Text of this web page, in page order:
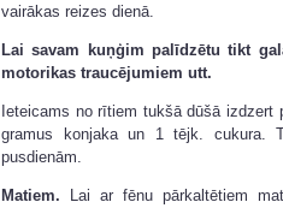
vairākas reizes dienā.
Lai savam kuņģim palīdzētu tikt
motorikas traucējumiem utt.
Ieteicams no rītiem tukšā dūšā
gramus konjaka un 1 tējk. cukura.
pusdienām.
Matiem. Lai ar fēnu pārkaltētiem